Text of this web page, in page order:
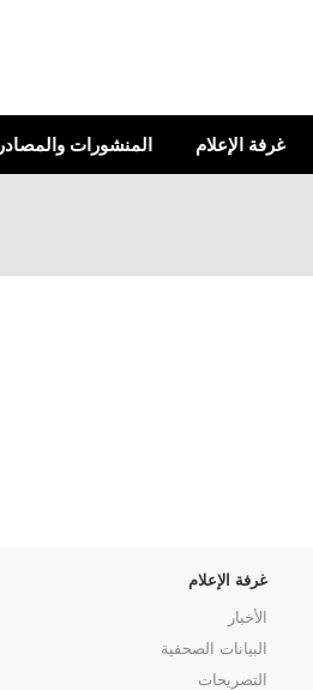
غرفة الإعلام المنشورات والمصادر
غرفة الإعلام
الأخبار
البيانات الصحفية
التصريحات